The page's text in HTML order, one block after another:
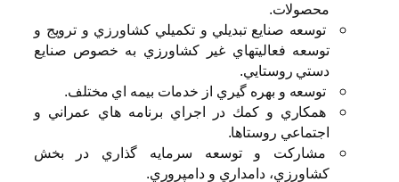
محصولات.
توسعه صنايع تبديلي و تكميلي كشاورزي و ترويج و
توسعه فعاليتهاي غير كشاورزي به خصوص صنايع
دستي روستايي.
توسعه و بهره گيري از خدمات بيمه اي مختلف.
همكاري و كمك در اجراي برنامه هاي عمراني و
اجتماعي روستاها.
مشاركت و توسعه سرمايه گذاري در بخش
كشاورزي، دامداري و دامپروري.